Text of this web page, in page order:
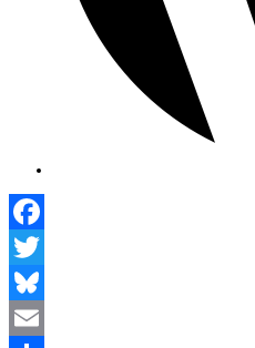
Facebook
Twitter
Bluesky